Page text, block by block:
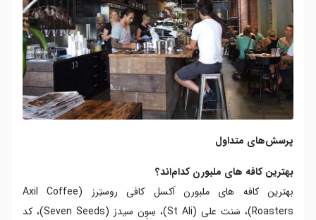
پرسش‌های متداول
بهترین کافه های ملبورن کدام‌اند؟
بهترین کافه های ملبورن اَکسل کافی روستِرز (Axil Coffee
Roasters)، سَنت علی (St Ali)، سِوِن سیدز (Seven Seeds)، کد